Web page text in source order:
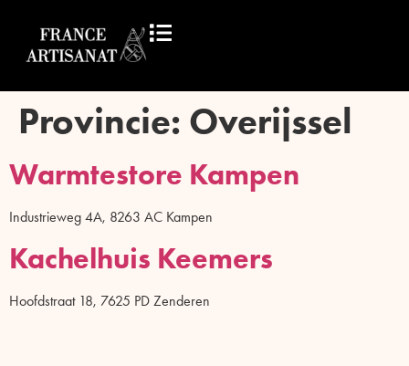
Provincie: Overijssel
Warmtestore Kampen
Industrieweg 4A, 8263 AC Kampen
Kachelhuis Keemers
Hoofdstraat 18, 7625 PD Zenderen